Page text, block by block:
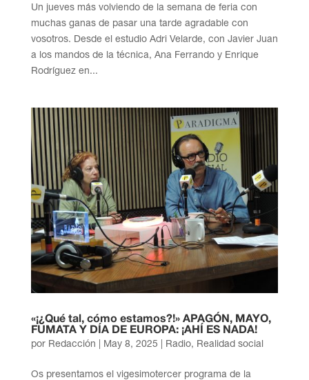
Un jueves más volviendo de la semana de feria con
muchas ganas de pasar una tarde agradable con
vosotros. Desde el estudio Adri Velarde, con Javier Juan
a los mandos de la técnica, Ana Ferrando y Enrique
Rodríguez en...
«¡¿Qué tal, cómo estamos?!» APAGÓN, MAYO,
FUMATA Y DÍA DE EUROPA: ¡AHÍ ES NADA!
por Redacción May 8, 2025 Radio, Realidad social
Os presentamos el vigesimotercer programa de la